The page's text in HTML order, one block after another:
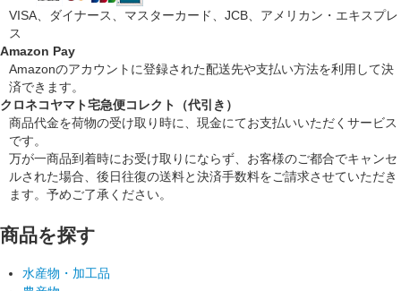
VISA、ダイナース、マスターカード、JCB、アメリカン・エキスプレ
ス
Amazon Pay
Amazonのアカウントに登録された配送先や支払い方法を利用して決
済できます。
クロネコヤマト宅急便コレクト（代引き）
商品代金を荷物の受け取り時に、現金にてお支払いいただくサービス
です。
万が一商品到着時にお受け取りにならず、お客様のご都合でキャンセ
ルされた場合、後日往復の送料と決済手数料をご請求させていただき
ます。予めご了承ください。
商品を探す
水産物・加工品